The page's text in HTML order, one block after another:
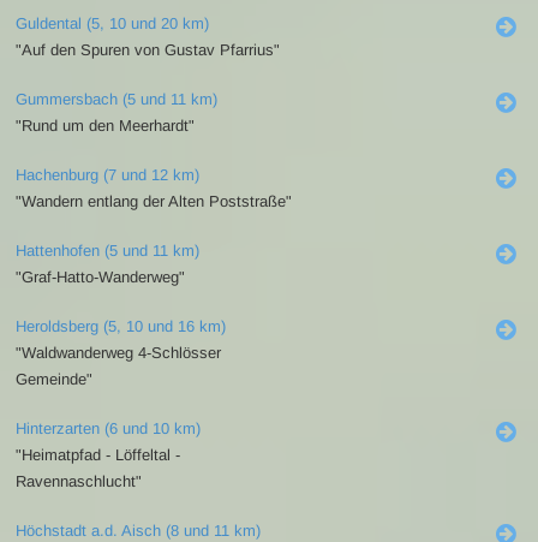
Guldental (5, 10 und 20 km)
"Auf den Spuren von Gustav Pfarrius"
Gummersbach (5 und 11 km)
"Rund um den Meerhardt"
Hachenburg (7 und 12 km)
"Wandern entlang der Alten Poststraße"
Hattenhofen (5 und 11 km)
"Graf-Hatto-Wanderweg"
Heroldsberg (5, 10 und 16 km)
"Waldwanderweg 4-Schlösser
Gemeinde"
Hinterzarten (6 und 10 km)
"Heimatpfad - Löffeltal -
Ravennaschlucht"
Höchstadt a.d. Aisch (8 und 11 km)